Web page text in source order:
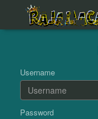
Username
Password